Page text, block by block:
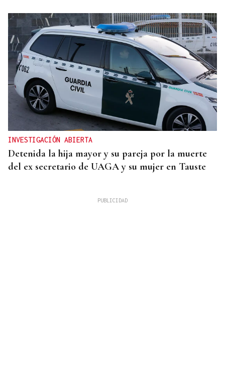
INVESTIGACIÓN ABIERTA
Detenida la hija mayor y su pareja por la muerte
del ex secretario de UAGA y su mujer en Tauste